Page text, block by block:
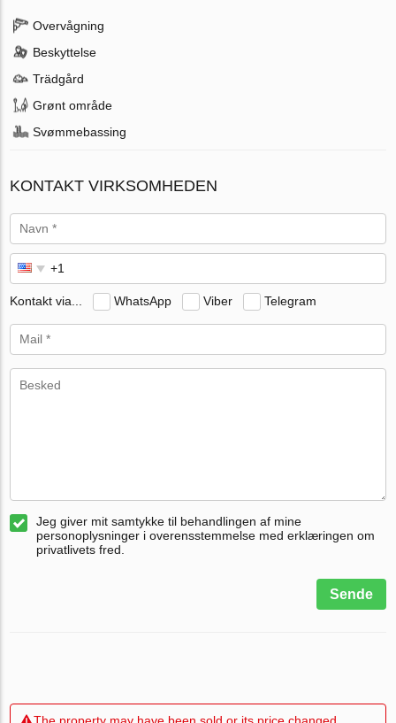
Overvågning
Beskyttelse
Trädgård
Grønt område
Svømmebassing
KONTAKT VIRKSOMHEDEN
Kontakt via... WhatsApp Viber Telegram
Jeg giver mit samtykke til behandlingen af mine
personoplysninger i overensstemmelse med erklæringen om
privatlivets fred.
Sende